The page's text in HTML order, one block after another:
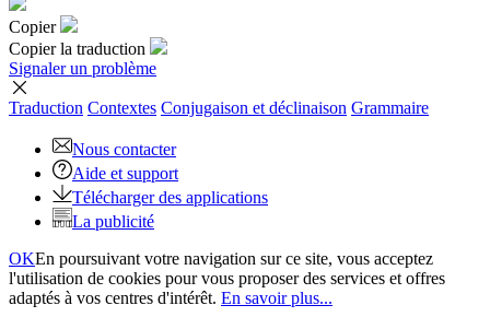
Copier
Copier la traduction
Signaler un problème
Traduction Contextes Conjugaison et déclinaison Grammaire
Nous contacter
Aide et support
Télécharger des applications
La publicité
OKEn poursuivant votre navigation sur ce site, vous acceptez
l'utilisation de cookies pour vous proposer des services et offres
adaptés à vos centres d'intérêt. En savoir plus...